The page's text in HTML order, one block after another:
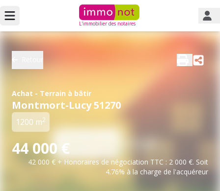
L'immobilier des notaires
Achat - Terrain à bâtir
Montmort-Lucy 51270
1200 m2
44 000 €
42 000 € + Honoraires de négociation TTC : 2 000 €. Soit
4.76% à la charge de l'acquéreur